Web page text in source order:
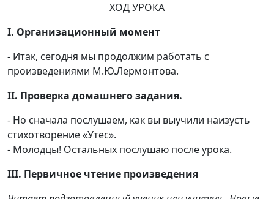
ХОД УРОКА
I. Организационный момент
- Итак, сегодня мы продолжим работать с
произведениями М.Ю.Лермонтова.
II. Проверка домашнего задания.
- Но сначала послушаем, как вы выучили наизусть
стихотворение «Утес».
- Молодцы! Остальных послушаю после урока.
III. Первичное чтение произведения